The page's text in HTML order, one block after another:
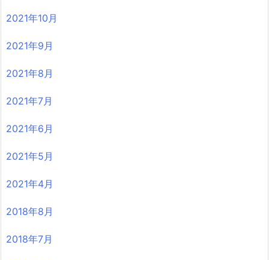
2021年10月
2021年9月
2021年8月
2021年7月
2021年6月
2021年5月
2021年4月
2018年8月
2018年7月